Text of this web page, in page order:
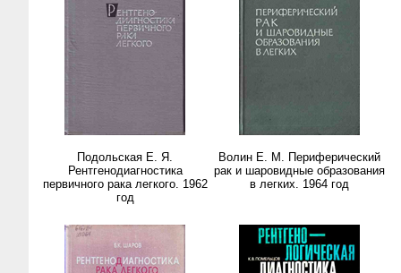
Подольская Е. Я.
Рентгенодиагностика
первичного рака легкого. 1962
год
Волин Е. М. Периферический
рак и шаровидные образования
в легких. 1964 год